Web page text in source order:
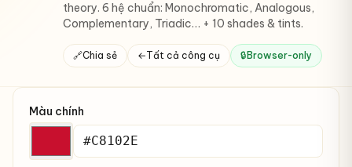
theory. 6 hệ chuẩn: Monochromatic, Analogous,
Complementary, Triadic… + 10 shades & tints.
🔗Chia sẻ ←Tất cả công cụ 🔒 Browser-only
Màu chính